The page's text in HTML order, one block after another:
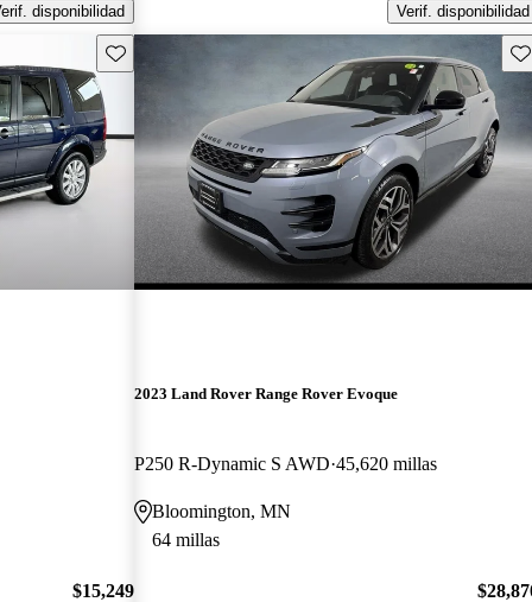
disponibilidad
Verif. disponibilidad
Guarda este Aviso
$15,249
2023 Land Rover Range Rover Evoque
P250 R-Dynamic S AWD 45,620 millas
Bloomington, MN
64 millas